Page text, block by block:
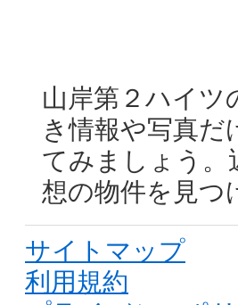
山岸第２ハイツ
き情報や写真
てみましょう。
想の物件を見つ
サイトマップ
利用規約